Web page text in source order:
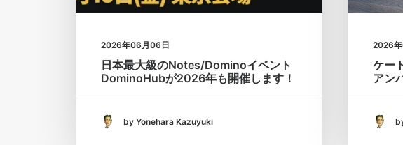
2026年06月06日
日本最大級のNotes/Dominoイベント
DominoHubが2026年も開催します！
by Yonehara Kazuyuki
2026
ケー
アン